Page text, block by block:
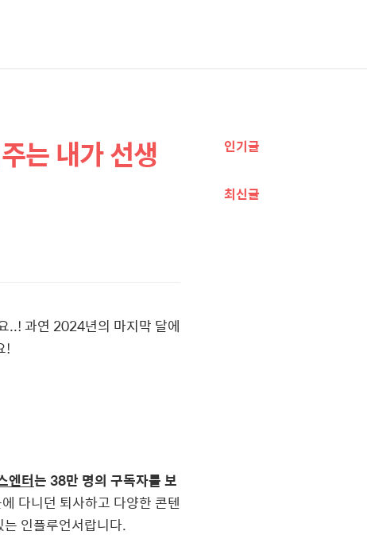
는 내가 선생
..! 과연 2024년의 마지막 달에
!
엔터는 38만 명의 구독자를 보
다니던 퇴사하고 다양한 콘텐
인플루언서랍니다.
추
정
인기글
최신글